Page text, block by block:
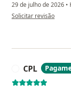
29 de julho de 2026 •
na opinião do utilizador
Solicitar revisão
CPL